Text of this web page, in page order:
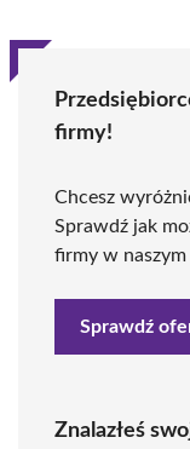
firmy!
Chcesz
Sprawdź jak
firmy w naszym
Sprawdź
Znalazłeś